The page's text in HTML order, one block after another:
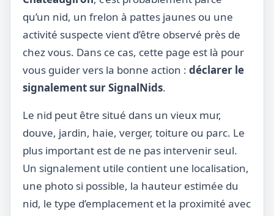
qu’un nid, un frelon à pattes jaunes ou une
activité suspecte vient d’être observé près de
chez vous. Dans ce cas, cette page est là pour
vous guider vers la bonne action : déclarer le
signalement sur SignalNids.
Le nid peut être situé dans un vieux mur,
douve, jardin, haie, verger, toiture ou parc. Le
plus important est de ne pas intervenir seul.
Un signalement utile contient une localisation,
une photo si possible, la hauteur estimée du
nid, le type d’emplacement et la proximité avec